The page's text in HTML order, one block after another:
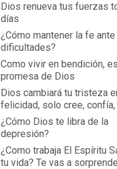
Dios renueva tus fuerzas
días
¿Cómo mantener la fe
dificultades?
Como vivir en bendición,
promesa de Dios
Dios cambiará tu tristeza
felicidad, solo cree,
¿Cómo Dios te libra de la
depresión?
¿Como trabaja El Espíritu
tu vida? Te vas a